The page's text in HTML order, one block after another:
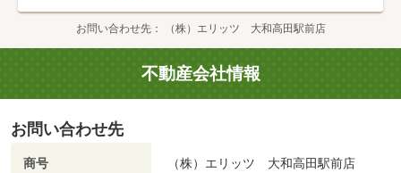
お問い合わせ先 （株）エリッツ 大和高田駅前店
不動産会社情報
お問い合わせ先
商号 （株）エリッツ 大和高田駅前店